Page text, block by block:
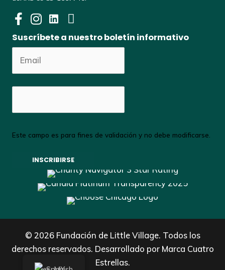
Suscríbete a nuestro boletín informativo
Este campo es para fines de validación y no debe modificarse.
© 2026 Fundación de Little Village. Todos los
derechos reservados. Desarrollado por Marca Cuatro
Estrellas.